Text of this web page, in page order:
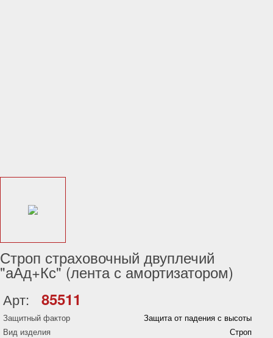
Строп страховочный двуплечий
"аАд+Кс" (лента с амортизатором)
Арт: 85511
Защитный фактор
Защита от падения с высоты
Вид изделия
Строп